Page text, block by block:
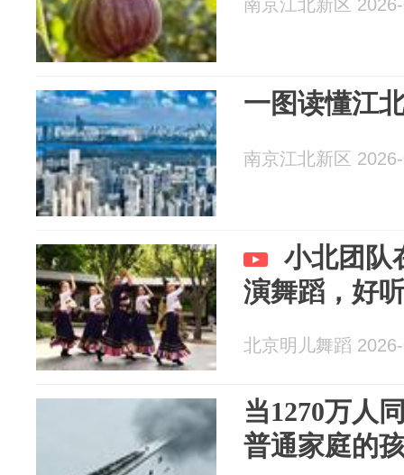
南京江北新区
一图读懂江
南京江北新区
小北团队
演舞蹈，好
北京明儿舞蹈
当1270万人
普通家庭的